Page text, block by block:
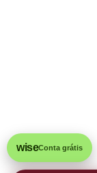
wiseConta grátis